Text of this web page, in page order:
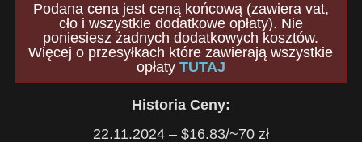
Podana cena jest ceną końcową (zawiera vat,
cło i wszystkie dodatkowe opłaty). Nie
poniesiesz żadnych dodatkowych kosztów.
Więcej o przesyłkach które zawierają wszystkie
opłaty TUTAJ
Historia Ceny:
22.11.2024 – $16.83/~70 zł